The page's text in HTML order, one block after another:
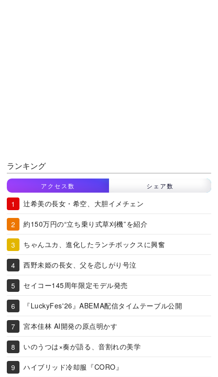
ランキング
アクセス数 シェア数
辻希美の長女・希空、大胆イメチェン
約150万円の“立ち乗り式草刈機”を紹介
ちゃんユカ、進化したランチボックスに興奮
西野未姫の長女、父を恋しがり号泣
セイコー145周年限定モデル発売
『LuckyFes'26』ABEMA配信タイムテーブル公開
宮本佳林 AI開発の原点明かす
いのうつは×奏が語る、音割れの美学
ハイブリッド冷却服『CORO』